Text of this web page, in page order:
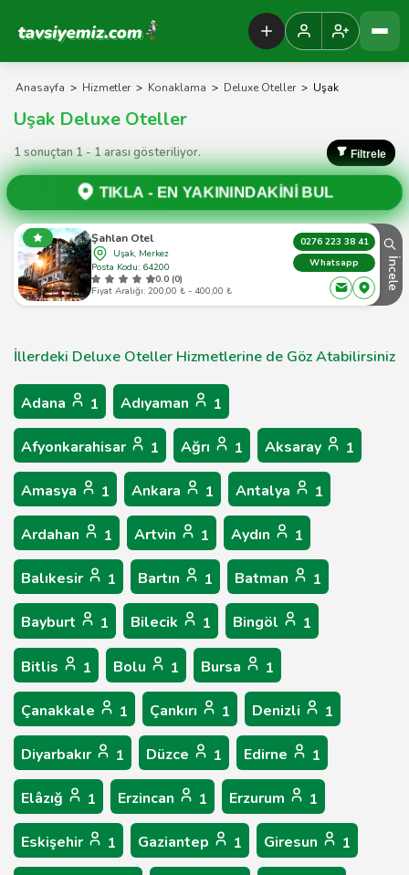
Tavsiyemiz Anasayfa
Anasayfa > Hizmetler > Konaklama > Deluxe Oteller > Uşak
Uşak Deluxe Oteller
1 sonuçtan 1 - 1 arası gösteriliyor. Filtrele
TIKLA -EN YAKININDAKİNİ BUL
Şahlan Otel
Uşak, Merkez
Posta Kodu: 64200
0.0 (0)
Fiyat Aralığı: 200,00 ₺ - 400,00 ₺
0276 223 38 41
Whatsapp
İncele
İllerdeki Deluxe Oteller Hizmetlerine de Göz Atabilirsiniz
Adana 1 Adıyaman 1
Afyonkarahisar 1 Ağrı 1 Aksaray 1
Amasya 1 Ankara 1 Antalya 1
Ardahan 1 Artvin 1 Aydın 1
Balıkesir 1 Bartın 1 Batman 1
Bayburt 1 Bilecik 1 Bingöl 1
Bitlis 1 Bolu 1 Bursa 1
Çanakkale 1 Çankırı 1 Denizli 1
Diyarbakır 1 Düzce 1 Edirne 1
Elâzığ 1 Erzincan 1 Erzurum 1
Eskişehir 1 Gaziantep 1 Giresun 1